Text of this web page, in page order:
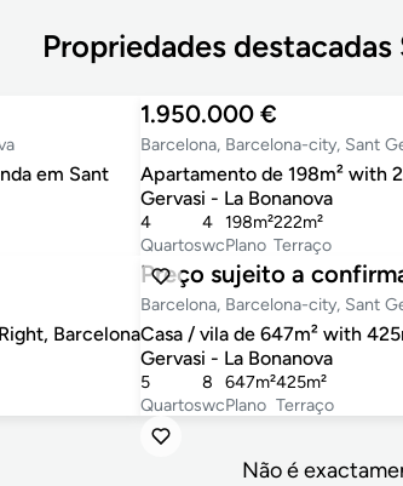
Propriedades
em Sant
1.950.000 €
Barcelona, Barcelona-city, Sant
Apartamento de 198m² with
Gervasi - La Bonanova
Quartos
4
wc
4
Plano
198m²
Terraço
222m²
Barcelona
Preço sujeito a
Barcelona, Barcelona-city, Sant
Casa / vila de 647m² with
Gervasi - La Bonanova
Quartos
5
wc
8
Plano
647m²
Terraço
425m²
Não é